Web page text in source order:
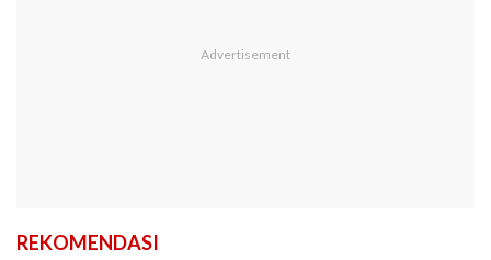
REKOMENDASI